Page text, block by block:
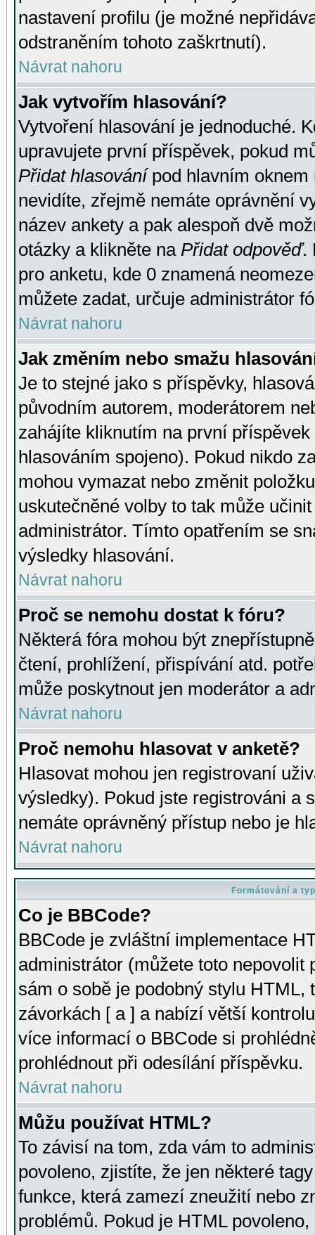
nastavení profilu (je možné
odstraněním tohoto zaškrtnutí).
Návrat nahoru
Jak vytvořím hlasování?
Vytvoření hlasování je jednoduché.
upravujete první příspěvek, pokud
Přidat hlasovánípod hlavním oknem
nevidíte, zřejmě nemáte oprávnění
název ankety a pak alespoň dvě
otázky a klikněte na Přidat odpověď.
pro anketu, kde 0 znamená
můžete zadat, určuje administrátor
Návrat nahoru
Jak změním nebo smažu
Je to stejné jako s příspěvky,
původním autorem, moderátorem
zahájíte kliknutím na první
hlasováním spojeno). Pokud nikdo
mohou vymazat nebo změnit
uskutečněné volby to tak může
administrátor. Tímto opatřením se
výsledky hlasování.
Návrat nahoru
Proč se nemohu dostat k fóru?
Některá fóra mohou být
čtení, prohlížení, přispívání atd.
může poskytnout jen moderátor a
Návrat nahoru
Proč nemohu hlasovat v anketě?
Hlasovat mohou jen registrovaní
výsledky). Pokud jste registrováni a
nemáte oprávněný přístup nebo je
Návrat nahoru
Formátování a
Co je BBCode?
BBCode je zvláštní implementace
administrátor (můžete toto
sám o sobě je podobný stylu HTML,
závorkách [ a ] a nabízí větší
více informací o BBCode si
prohlédnout při odesílání příspěvku.
Návrat nahoru
Můžu používat HTML?
To závisí na tom, zda vám to
povoleno, zjistíte, že jen některé
funkce, která zamezí zneužití nebo
problémů. Pokud je HTML